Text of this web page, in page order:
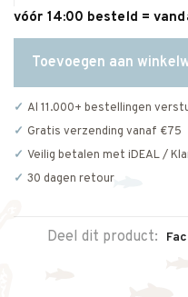
vóór 14:00 besteld =
Toevoegen aan
Al 11.000+ bestellingen
Gratis verzending vanaf €75
Veilig betalen met iDEAL /
30 dagen retour
Deel dit product: